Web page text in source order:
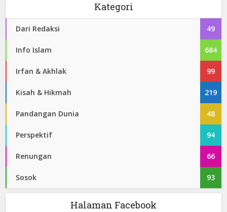
Kategori
Dari Redaksi 49
Info Islam 684
Irfan & Akhlak 99
Kisah & Hikmah 219
Pandangan Dunia 48
Perspektif 94
Renungan 66
Sosok 93
Halaman Facebook